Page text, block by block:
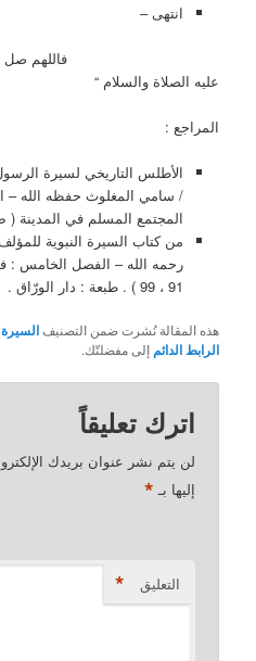
انتهى –
فاللهم صل وسلم على
عليه الصلاة والسلام “
المراجع :
الأطلس التاريخي لسيرة
/ سامي المغلوث حفظه الله –
المجتمع المسلم في المدينة ( ص 202 ) . طبعة : مكتبة
من كتاب السيرة النبوية
رحمه الله – الفصل الخامس :
91 ، 99 ) . طبعة : دار الورّاق .
هذه المقالة نُشرت ضمن التصنيفالسيرة
الرابط الدائم إلى مفضلتّك.
اترك تعليقاً
لن يتم نشر عنوان بريدك
إليها بـ *
التعليق *